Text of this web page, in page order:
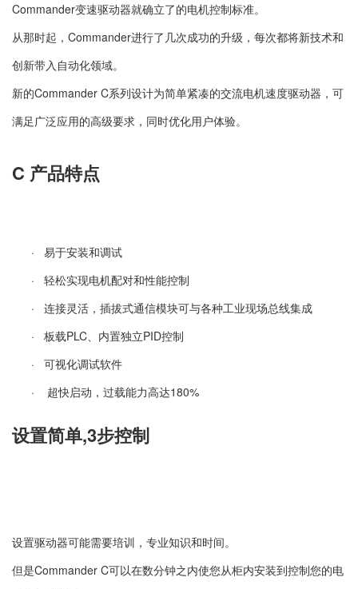
Commander变速驱动器就确立了的电机控制标准。
从那时起， Commander进行了几次成功的升级，每次都将新技术和
创新带入自动化领域。
新的Commander C系列设计为简单紧凑的交流电机速度驱动器，可
满足广泛应用的高级要求，同时优化用户体验。
C 产品特点
· 易于安装和调试
· 轻松实现电机配对和性能控制
· 连接灵活，插拔式通信模块可与各种工业现场总线集成
· 板载PLC、内置独立PID控制
· 可视化调试软件
· 超快启动，过载能力高达180%
设置简单,3步控制
设置驱动器可能需要培训，专业知识和时间。
但是Commander C可以在数分钟之内使您从柜内安装到控制您的电